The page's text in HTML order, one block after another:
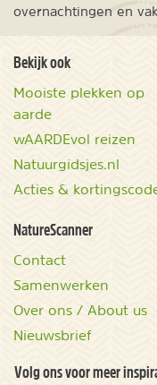
overnachtingen en
Bekijk ook
Mooiste plekken op
aarde
wAARDEvol reizen
Natuurgidsjes.nl
Acties &
NatureScanner
Contact
Samenwerken
Over ons / About us
Nieuwsbrief
Volg ons voor meer